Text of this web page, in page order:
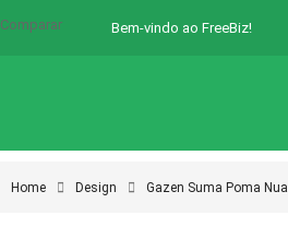
Bem-vindo ao FreeBiz!
Home Design Gazen Suma Poma Nua
Comparar